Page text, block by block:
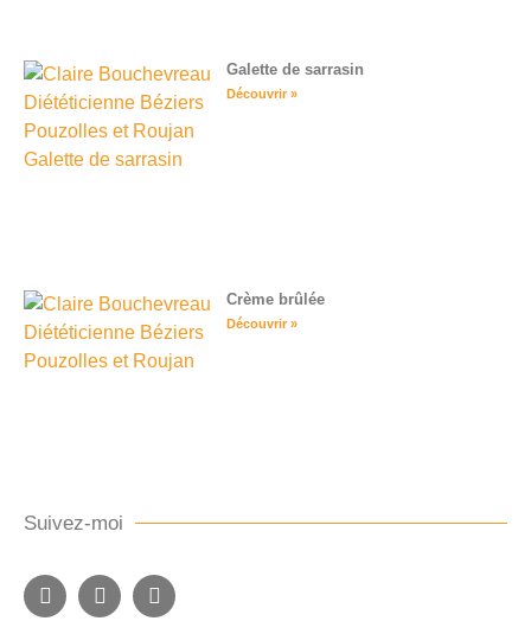
Galette de sarrasin
Découvrir »
Crème brûlée
Découvrir »
Suivez-moi